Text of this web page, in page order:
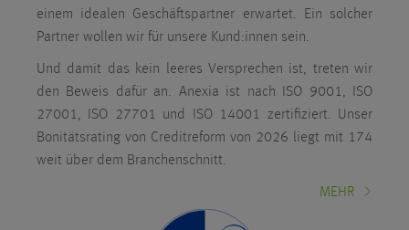
einem idealen Geschäftspartner erwartet. Ein solcher
Partner wollen wir für unsere Kund:innen sein.
Und damit das kein leeres Versprechen ist, treten wir
den Beweis dafür an. Anexia ist nach ISO 9001, ISO
27001, ISO 27701 und ISO 14001 zertifiziert. Unser
Bonitätsrating von Creditreform von 2026 liegt mit 174
weit über dem Branchenschnitt.
MEHR